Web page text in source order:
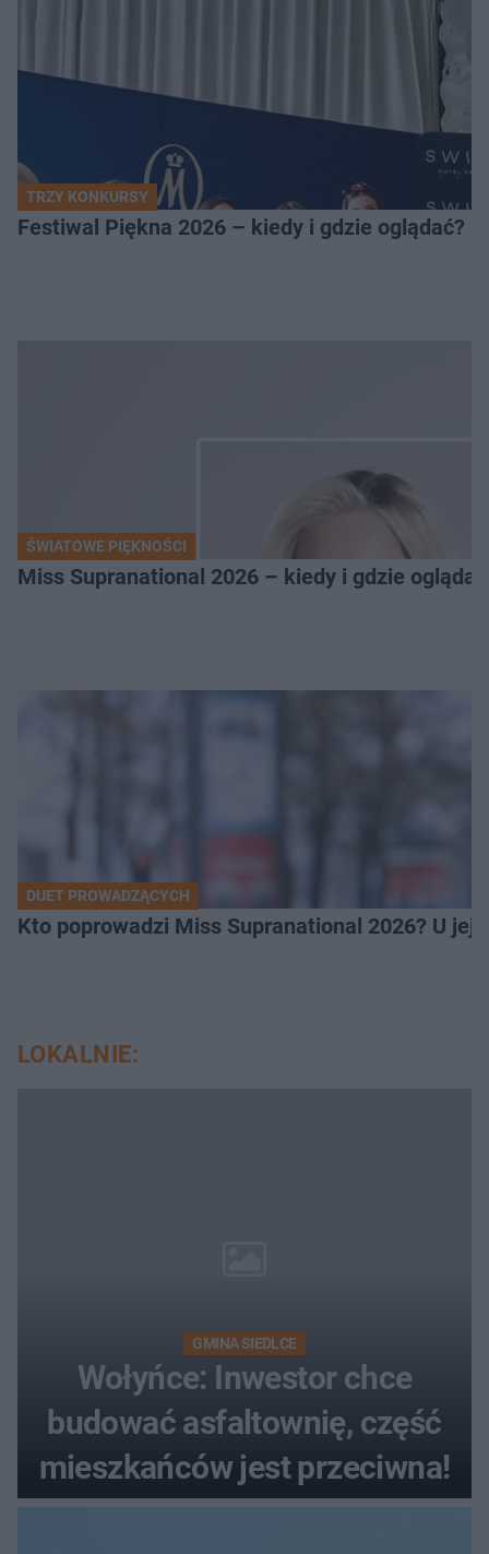
TRZY KONKURSY
Festiwal Piękna 2026 – kiedy i gdzie oglądać?
ŚWIATOWE PIĘKNOŚCI
Miss Supranational 2026 – kiedy i gdzie
DUET PROWADZĄCYCH
Kto poprowadzi Miss Supranational 2026? U jej
LOKALNIE:
GMINA SIEDLCE
Wołyńce: Inwestor chce
budować asfaltownię, część
mieszkańców jest przeciwna!